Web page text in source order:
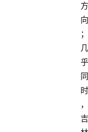
方
向
；
几
乎
同
时
，
吉